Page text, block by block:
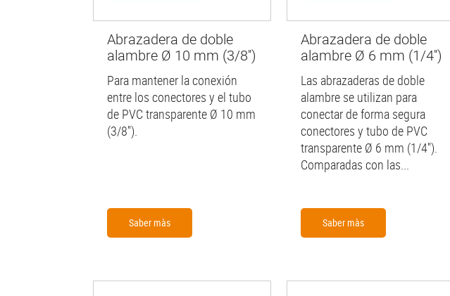
Abrazadera de doble
alambre Ø 10 mm (3/8'')
Para mantener la conexión
entre los conectores y el tubo
de PVC transparente Ø 10 mm
(3/8'').
Saber màs
Abrazadera de doble
alambre Ø 6 mm (1/4'')
Las abrazaderas de doble
alambre se utilizan para
conectar de forma segura
conectores y tubo de PVC
transparente Ø 6 mm (1/4'').
Comparadas con las...
Saber màs